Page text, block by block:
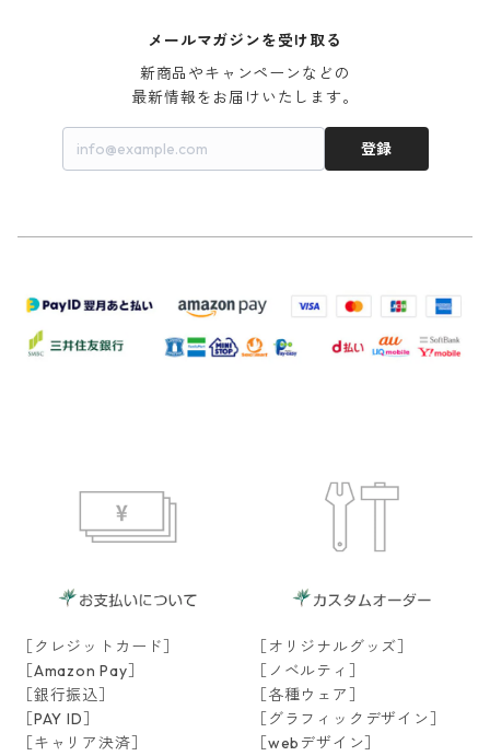
メールマガジンを受け取る
新商品やキャンペーンなどの
最新情報をお届けいたします。
登録
［クレジットカード］
［Amazon Pay］
［銀行振込］
［PAY ID］
［キャリア決済］
［オリジナルグッズ］
［ノベルティ］
［各種ウェア］
［グラフィックデザイン］
［webデザイン］